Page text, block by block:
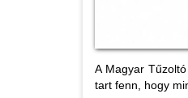
A Magyar
tart fenn, hogy